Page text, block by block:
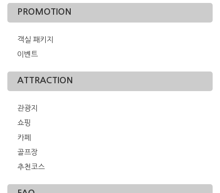
PROMOTION
객실 패키지
이벤트
ATTRACTION
관광지
쇼핑
카페
골프장
추천코스